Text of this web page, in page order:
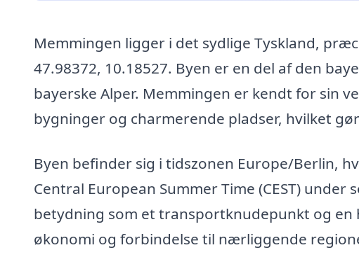
Memmingen ligger i det sydlige Tyskland,
47.98372, 10.18527. Byen er en del af den
bayerske Alper. Memmingen er kendt for sin
bygninger og charmerende pladser, hvilket
Byen befinder sig i tidszonen Europe/Berlin,
Central European Summer Time (CEST)
betydning som et transportknudepunkt og
økonomi og forbindelse til nærliggende